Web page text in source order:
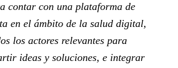
contar con una plataforma de
en el ámbito de la salud digital,
los actores relevantes para
ideas y soluciones, e integrar